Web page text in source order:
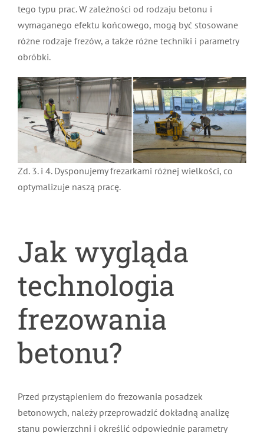
tego typu prac. W zależności od rodzaju betonu i
wymaganego efektu końcowego, mogą być stosowane
różne rodzaje frezów, a także różne techniki i parametry
obróbki.
Zd. 3. i 4. Dysponujemy frezarkami różnej wielkości, co
optymalizuje naszą pracę.
Jak wygląda
technologia
frezowania
betonu?
Przed przystąpieniem do frezowania posadzek
betonowych, należy przeprowadzić dokładną analizę
stanu powierzchni i określić odpowiednie parametry